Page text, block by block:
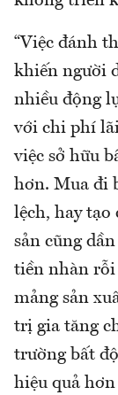
“Việc đánh
khiến người
nhiều động
với chi phí
việc sở hữu
hơn. Mua đi
lệch, hay tạo
sản cũng
tiền nhàn rỗi
mảng sản
trị gia tăng
trường bất
hiệu quả